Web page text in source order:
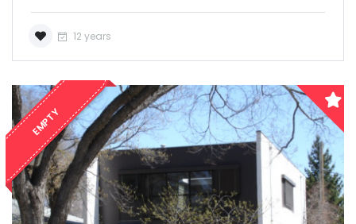
12 years
EMPTY